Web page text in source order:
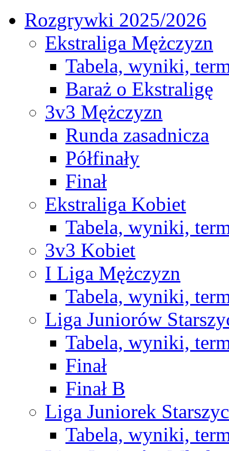
Rozgrywki 2025/2026
Ekstraliga Mężczyzn
Tabela, wyniki,
Baraż o Ekstraligę
3v3 Mężczyzn
Runda zasadnicza
Półfinały
Finał
Ekstraliga Kobiet
Tabela, wyniki,
3v3 Kobiet
I Liga Mężczyzn
Tabela, wyniki,
Liga Juniorów
Tabela, wyniki,
Finał
Finał B
Liga Juniorek
Tabela, wyniki,